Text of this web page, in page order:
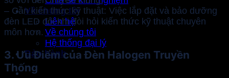
Về chúng tôi
Liên hệ
Về chúng tôi
Hệ thống đại lý
Bảo hành
– Cần kiến thức kỹ thuật: Việc lắp đặt và bảo dưỡng
đèn LED đôi khi đòi hỏi kiến thức kỹ thuật chuyên
môn hơn.
3. Ưu Điểm của Đèn Halogen Truyền
Thống